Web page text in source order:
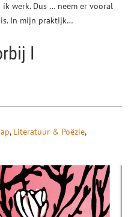
werk. Dus … neem er vooral
In mijn praktijk…
I
Literatuur & Poëzie